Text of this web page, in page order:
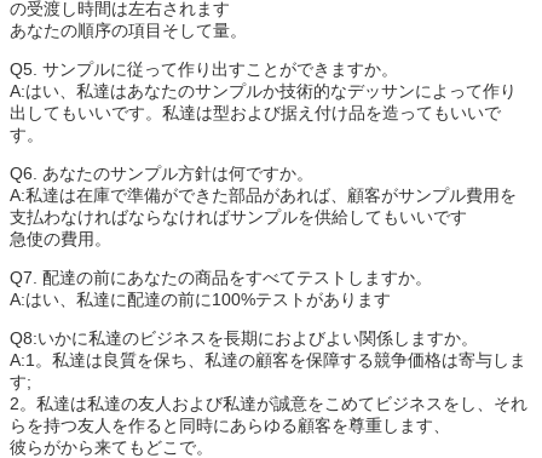
の受渡し時間は左右されます
あなたの順序の項目そして量。
Q5. サンプルに従って作り出すことができますか。
A:はい、私達はあなたのサンプルか技術的なデッサンによって作り
出してもいいです。私達は型および据え付け品を造ってもいいで
す。
Q6. あなたのサンプル方針は何ですか。
A:私達は在庫で準備ができた部品があれば、顧客がサンプル費用を
支払わなければならなければサンプルを供給してもいいです
急使の費用。
Q7. 配達の前にあなたの商品をすべてテストしますか。
A:はい、私達に配達の前に100%テストがあります
Q8:いかに私達のビジネスを長期におよびよい関係しますか。
A:1。私達は良質を保ち、私達の顧客を保障する競争価格は寄与しま
す;
2。私達は私達の友人および私達が誠意をこめてビジネスをし、それ
らを持つ友人を作ると同時にあらゆる顧客を尊重します、
彼らがから来てもどこで。